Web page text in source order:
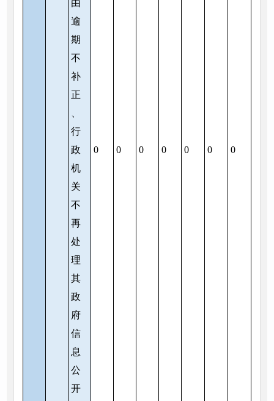
由
逾
期
不
补
正
行
政
机
关
不
再
处
理
其
政
府
信
息
公
开
0 0 0 0 0 0 0